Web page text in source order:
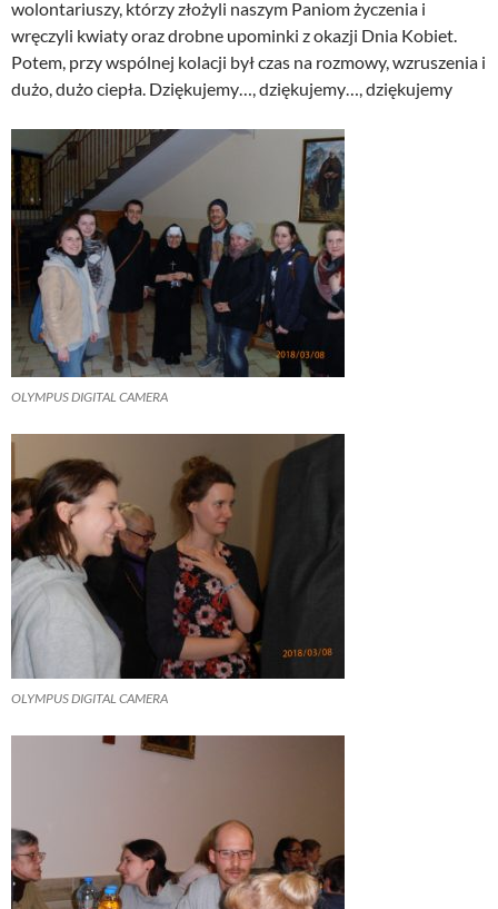
wolontariuszy, którzy złożyli naszym Paniom życzenia i
wręczyli kwiaty oraz drobne upominki z okazji Dnia Kobiet.
Potem, przy wspólnej kolacji był czas na rozmowy, wzruszenia i
dużo, dużo ciepła. Dziękujemy…, dziękujemy…, dziękujemy
OLYMPUS DIGITAL CAMERA
OLYMPUS DIGITAL CAMERA